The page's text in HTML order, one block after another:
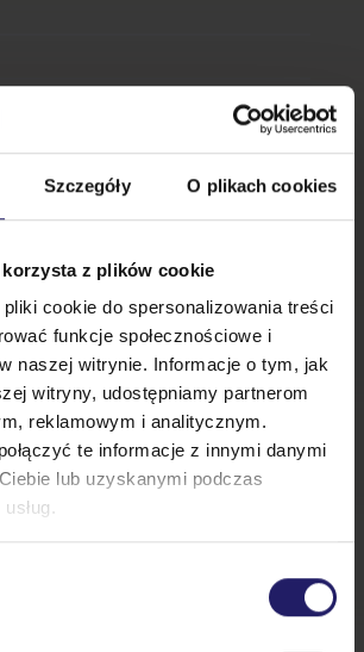
Szczegóły O plikach cookies
z plików cookie
cookie do spersonalizowania treści
funkcje społecznościowe i
naszej witrynie. Informacje o tym, jak
witryny, udostępniamy partnerom
reklamowym i analitycznym.
te informacje z innymi danymi
lub uzyskanymi podczas